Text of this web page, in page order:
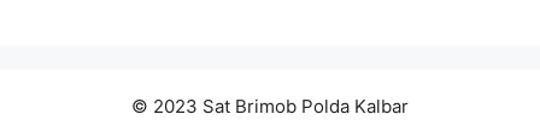
© 2023 Sat Brimob Polda Kalbar